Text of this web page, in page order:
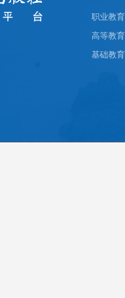
职业教
高等教
基础教